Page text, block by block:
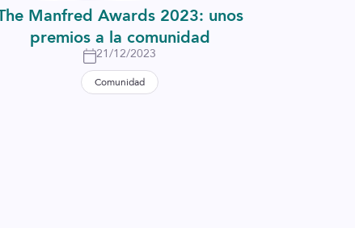
Manfred Awards 2023: unos
premios a la comunidad
21/12/2023
Comunidad